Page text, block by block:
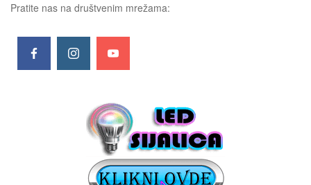
Pratite nas na društvenim mrežama: